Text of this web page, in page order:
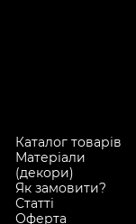
Каталог товарів
Матеріали
(декори)
Як замовити?
Статті
Оферта